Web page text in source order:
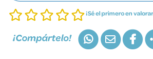
¡Sé el primero en
¡Compártelo!